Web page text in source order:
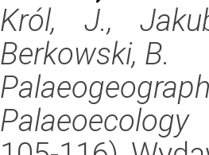
Król, J.,
Berkowski, B.
Palaeoecology